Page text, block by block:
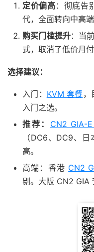
定价偏高 ：彻底告
代，全面转向中高
购买门槛提升：当
式，取消了低价月
选择建议：
入门： KVM 套餐，
入门之选。
推荐： CN2 GIA-
（DC6、DC9、
高。
高端：香港 CN2
剔。大阪 CN2 GIA